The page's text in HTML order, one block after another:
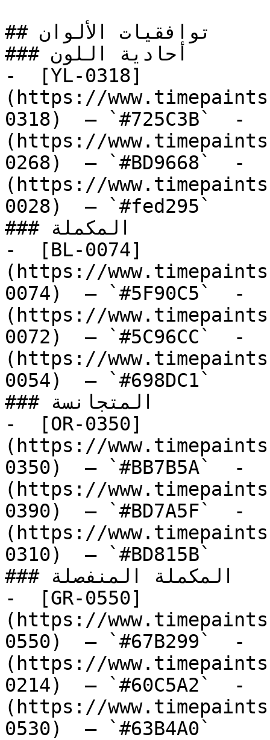
## توافقيات الألوان
### أحادية اللون
-  [YL-0318]
(https://
0318)  — `#725C3B`  -
(https://
0268)  — `#BD9668`  -
(https://
0028)  — `#fed295`
### المكملة
-  [BL-0074]
(https://
0074)  — `#5F90C5`  -
(https://
0072)  — `#5C96CC`  -
(https://
0054)  — `#698DC1`
### المتجانسة
-  [OR-0350]
(https://
0350)  — `#BB7B5A`  -
(https://
0390)  — `#BD7A5F`  -
(https://
0310)  — `#BD815B`
### المكملة المنفصلة
-  [GR-0550]
(https://
0550)  — `#67B299`  -
(https://
0214)  — `#60C5A2`  -
(https://
0530)  — `#63B4A0`